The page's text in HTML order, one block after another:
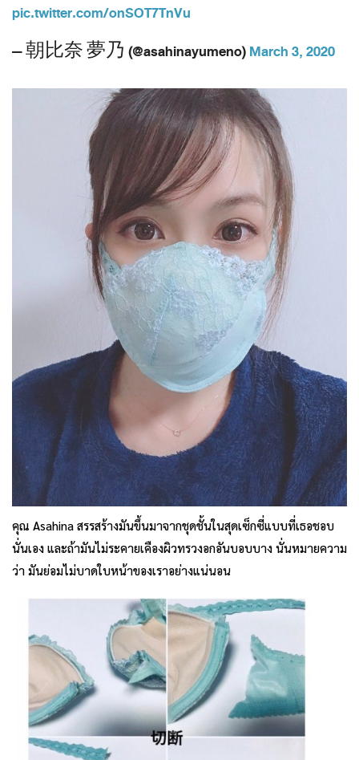
pic.twitter.com/onSOT7TnVu
— 朝比奈 夢乃 (@asahinayumeno)March 3, 2020
คุณ Asahina สรรสร้างมันขึ้นมาจากชุดชั้นในสุดเซ็กซี่แบบที่เธอชอบ
นั่นเอง และถ้ามันไม่ระคายเคืองผิวทรวงอกอันบอบบาง นั่นหมายความ
ว่า มันย่อมไม่บาดใบหน้าของเราอย่างแน่นอน